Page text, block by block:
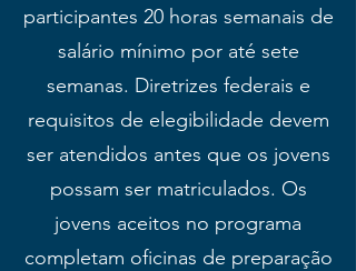
participantes 20 horas semanais de
salário mínimo por até sete
semanas. Diretrizes federais e
requisitos de elegibilidade devem
ser atendidos antes que os jovens
possam ser matriculados. Os
jovens aceitos no programa
completam oficinas de preparação